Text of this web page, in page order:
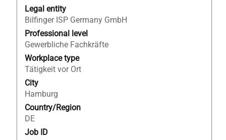
Legal entity
Bilfinger ISP Germany GmbH
Professional level
Gewerbliche Fachkräfte
Workplace type
Tätigkeit vor Ort
City
Hamburg
Country/Region
DE
Job ID
to
view
the
full
contents
of
the
job
information.